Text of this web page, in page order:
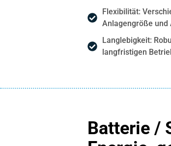
Flexibilität:
Anlagengröße und
Langlebigkeit:
langfristigen
Batterie /